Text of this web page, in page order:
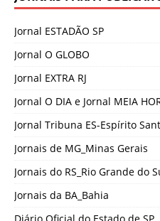
Jornal ESTADÃO SP
Jornal O GLOBO
Jornal EXTRA RJ
Jornal O DIA e Jornal MEIA
Jornal Tribuna ES-Espírito
Jornais de MG_Minas Gerais
Jornais do RS_Rio Grande do
Jornais da BA_Bahia